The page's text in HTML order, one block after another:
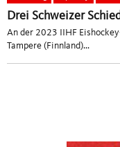
Drei Schweizer
An der 2023 IIHF
Tampere (Finnland)...